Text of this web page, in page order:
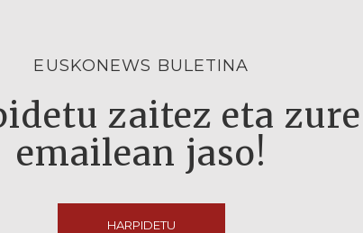
EUSKONEWS BULETINA
zaitez eta zure
emailean jaso!
HARPIDETU